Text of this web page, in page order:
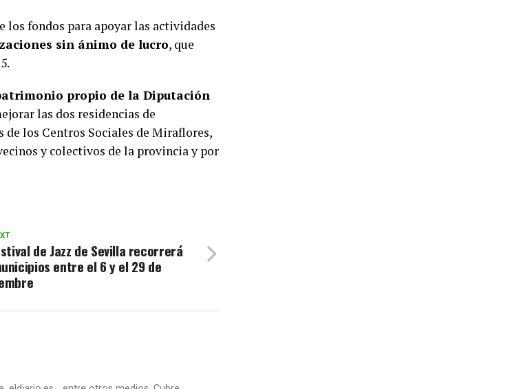
fondos para apoyar las actividades
sin ánimo de lucro, que
propio de la Diputación
las dos residencias de
de los Centros Sociales de Miraflores,
y colectivos de la provincia y por
de Jazz de Sevilla recorrerá
entre el 6 y el 29 de